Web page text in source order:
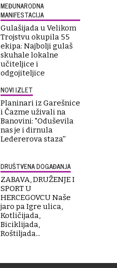
MEĐUNARODNA
MANIFESTACIJA
Gulašijada u Velikom
Trojstvu okupila 55
ekipa: Najbolji gulaš
skuhale lokalne
učiteljice i
odgojiteljice
NOVI IZLET
Planinari iz Garešnice
i Čazme uživali na
Banovini: "Oduševila
nas je i dirnula
Ledererova staza''
DRUŠTVENA DOGAĐANJA
ZABAVA, DRUŽENJE I
SPORT U
HERCEGOVCU Naše
jaro pa Igre ulica,
Kotličijada,
Biciklijada,
Roštiljada...